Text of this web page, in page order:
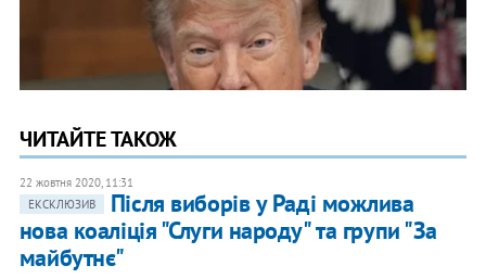
ЧИТАЙТЕ ТАКОЖ
22 жовтня 2020, 11:31
ЕКСКЛЮЗИВ
Після виборів у Раді можлива
нова коаліція "Слуги народу" та групи "За
майбутнє"